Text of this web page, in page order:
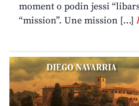
moment o podin jessi
“mission”. Une mission […]